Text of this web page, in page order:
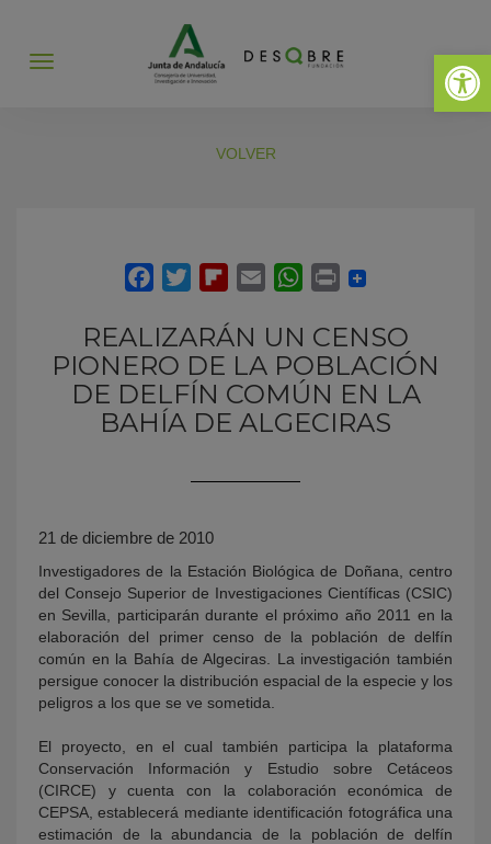
Abrir
Abrir
VOLVER
REALIZARÁN UN CENSO
PIONERO DE LA POBLACIÓN
DE DELFÍN COMÚN EN LA
BAHÍA DE ALGECIRAS
21 de diciembre de 2010
Investigadores de la Estación Biológica de Doñana, centro
del Consejo Superior de Investigaciones Científicas (CSIC)
en Sevilla, participarán durante el próximo año 2011 en la
elaboración del primer censo de la población de delfín
común en la Bahía de Algeciras. La investigación también
persigue conocer la distribución espacial de la especie y los
peligros a los que se ve sometida.
El proyecto, en el cual también participa la plataforma
Conservación Información y Estudio sobre Cetáceos
(CIRCE) y cuenta con la colaboración económica de
CEPSA, establecerá mediante identificación fotográfica una
estimación de la abundancia de la población de delfín